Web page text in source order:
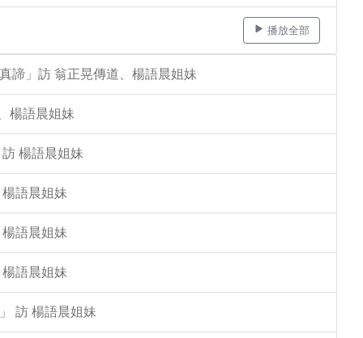
播放全部
諦」訪 翁正晃傳道、楊語晨姐妹
楊語晨姐妹
楊語晨姐妹
語晨姐妹
語晨姐妹
語晨姐妹
訪 楊語晨姐妹